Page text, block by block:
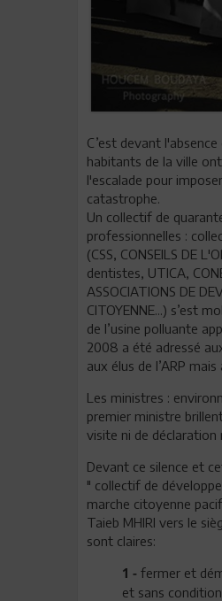
C’est devant
habitants de la ville
l'escalade pour
catastrophe.
Un collectif de
professionnelles :
(CSS, CONSEILS DE
dentistes, UTICA,
ASSOCIATIONS DE
CITOYENNE...) s’est
de l’usine polluante
2008 a été adressé
aux élus de l’ARP
Les ministres :
premier ministre
visite ni de
Devant ce silence et
" collectif de
marche citoyenne
Taieb MHIRI vers le
sont claires:
1 - fermer et
et sans